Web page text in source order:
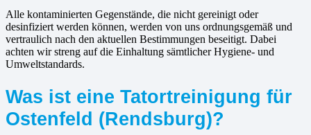
Alle kontaminierten Gegenstände, die nicht gereinigt oder
desinfiziert werden können, werden von uns ordnungsgemäß und
vertraulich nach den aktuellen Bestimmungen beseitigt. Dabei
achten wir streng auf die Einhaltung sämtlicher Hygiene- und
Umweltstandards.
Was ist eine Tatortreinigung für
Ostenfeld (Rendsburg)?